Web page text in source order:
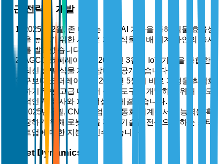
최근 전략적 개발
2025년 2월, 존 디어는 고급 AI 기술을 통해 식물 효율성
을 높이기 위한 새로운 자율 식물 재배 기계 라인의 출시
를 발표했습니다.
AGCO 코퍼레이션은 2025년 3월에 IoT 기능을 통합한
최신 정밀 식물 재배 장비를 공개했습니다.
구보다 코퍼레이션은 2025년 5월에 비료 과정을 최적화
하기 위한 고급 데이터 분석 도구를 개발하기 위해 선도
적인 AI 회사와 파트너십을 체결했습니다.
2025년 8월, CNH 산업은 자동화 기계에서의 능력을 확
장하기 위해 로봇 식물 재배 기술을 전문으로 하는 스타
트업에 대한 지분을 인수했습니다.
Market Dynamics